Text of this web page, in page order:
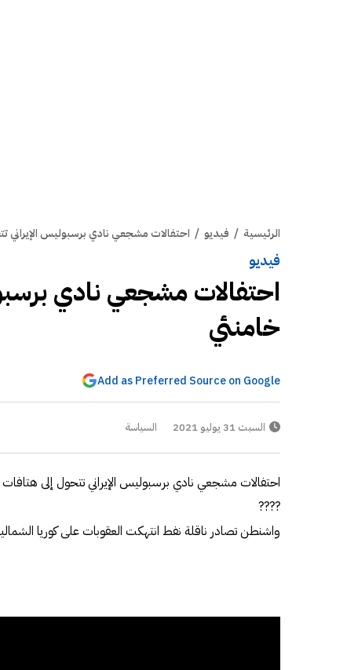
الرئيسية / فيديو / احتفالات مشجعي نادي برسبوليس
فيديو
احتفالات مشجعي نادي
خامنئي
Add as Preferred Source on Google
السبت 31 يوليو 2021 السياسة
احتفالات مشجعي نادي برسبوليس الإيراني تتحول إلى
????
واشنطن تصادر ناقلة نفط انتهكت العقوبات على كوريا